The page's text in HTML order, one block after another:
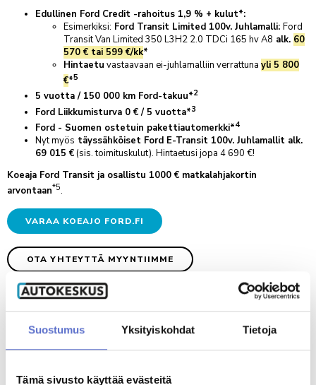
Suostumus Yksityiskohdat Tietoja
Tämä sivusto käyttää evästeitä
AUTOKESKUS RAISIO
Haunistentie 15, Raisio
AUTOKESKUS TURKU
Munkkionkuja 1, Turku
AUTOKESKUS HYVINKÄÄ
Mäkikuumolantie 20, Hyvinkää
AUTOKESKUS OLARI (ESPOO)
Haltilanniitty 4, Espoo
Yritysmyynti
Markkinointi & viestintä
Laskutustiedot
Palaute
Reklamaatio
PALVELUHAKU
UUTISET & TIEDOTTEET
URA & AVOIMET TYÖPAIKAT
VASTUULLISUUS
TILAA UUTISKIRJE
Edullinen Ford Credit -rahoitus 1,9 % + kulut*:
Esimerkiksi: Ford Transit Limited 100v. Juhlamalli: Ford
Transit Van Limited 350 L3H2 2.0 TDCi 165 hv A8 alk. 60
570 € tai 599 €/kk*
Hintaetu vastaavaan ei-juhlamalliin verrattuna yli 5 800
€*5
5 vuotta / 150 000 km Ford-takuu*2
Ford Liikkumisturva 0 € / 5 vuotta*3
Ford - Suomen ostetuin pakettiautomerkki*4
Nyt myös täyssähköiset Ford E-Transit 100v. Juhlamallit alk.
69 015 €(sis. toimituskulut). Hintaetusi jopa 4 690 €!
Koeaja Ford Transit ja osallistu 1000 € matkalahjakortin
arvontaan*5.
VARAA KOEAJO FORD.FI
OTA YHTEYTTÄ MYYNTIIMME
FORDSTORE, HELSINKI
TAMPERE
(Transit Van Limited 350 L3H2 2.0 TDCi 165 hv A8). Suositushinnat ilmoitettu